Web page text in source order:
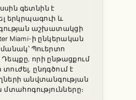
գետնին է
երկրպագուի և
աշխատակցի
Miami-ի ընկերական
Պուերտո
Դեպքը, որի ընթացքում
տուժել, ընդգծում է
անվտանգության